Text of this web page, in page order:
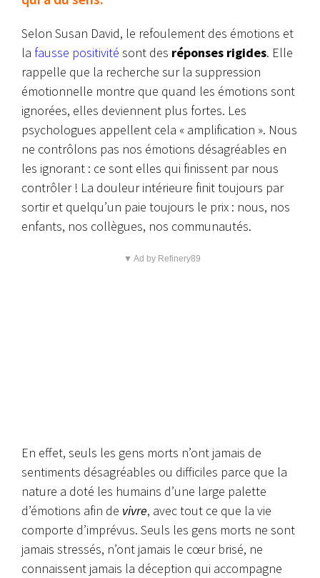
Selon Susan David, le refoulement des émotions et
la fausse positivité sont des réponses rigides. Elle
rappelle que la recherche sur la suppression
émotionnelle montre que quand les émotions sont
ignorées, elles deviennent plus fortes. Les
psychologues appellent cela « amplification ». Nous
ne contrôlons pas nos émotions désagréables en
les ignorant : ce sont elles qui finissent par nous
contrôler ! La douleur intérieure finit toujours par
sortir et quelqu’un paie toujours le prix : nous, nos
enfants, nos collègues, nos communautés.
▼ Ad by Refinery89
En effet, seuls les gens morts n’ont jamais de
sentiments désagréables ou difficiles parce que la
nature a doté les humains d’une large palette
d’émotions afin de vivre, avec tout ce que la vie
comporte d’imprévus. Seuls les gens morts ne sont
jamais stressés, n’ont jamais le cœur brisé, ne
connaissent jamais la déception qui accompagne